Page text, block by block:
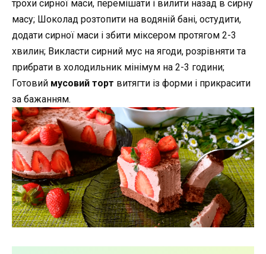
трохи сирної маси, перемішати і вилити назад в сирну
масу; Шоколад розтопити на водяній бані, остудити,
додати сирної маси і збити міксером протягом 2-3
хвилин; Викласти сирний мус на ягоди, розрівняти та
прибрати в холодильник мінімум на 2-3 години;
Готовий мусовий торт витягти із форми і прикрасити
за бажанням.